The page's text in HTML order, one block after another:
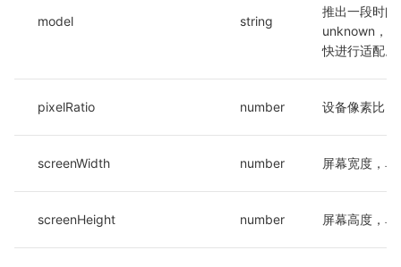
model string
推出一段时间
unknown，
快进行适配。
pixelRatio number 设备像素比
screenWidth number 屏幕宽度，
screenHeight number 屏幕高度，